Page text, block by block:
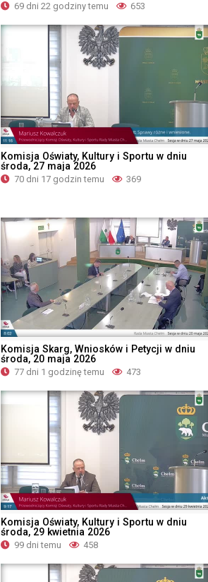
69 dni 22 godziny temu 653
Komisja Oświaty, Kultury i Sportu w dniu
środa, 27 maja 2026
70 dni 17 godzin temu 369
Komisja Skarg, Wniosków i Petycji w dniu
środa, 20 maja 2026
77 dni 1 godzinę temu 473
Komisja Oświaty, Kultury i Sportu w dniu
środa, 29 kwietnia 2026
99 dni temu 458